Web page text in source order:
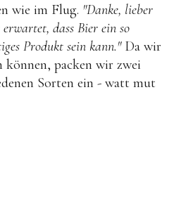
wie im Flug. "Danke, lieber
dass Bier ein so
Produkt sein kann."Da wir
können, packen wir zwei
Sorten ein - watt mut